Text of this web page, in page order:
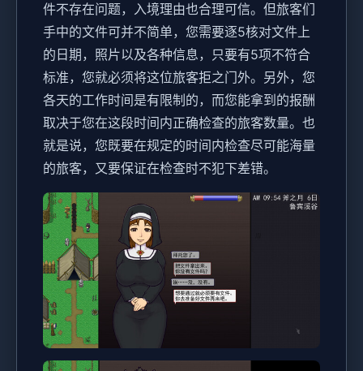
件不存在问题，入境理由也合理可信。但旅客们
手中的文件可并不简单，您需要逐5核对文件上
的日期，照片以及各种信息，只要有5项不符合
标准，您就必须将这位旅客拒之门外。另外，您
各天的工作时间是有限制的，而您能拿到的报酬
取决于您在这段时间内正确检查的旅客数量。也
就是说，您既要在规定的时间内检查尽可能海量
的旅客，又要保证在检查时不犯下差错。